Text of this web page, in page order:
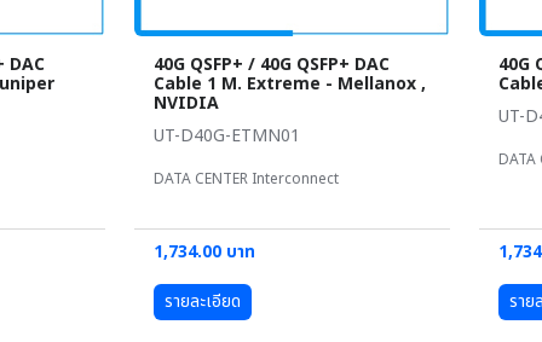
DAC 40G QSFP+ / 40G QSFP+ DAC
Cable 1 M. Extreme - Mellanox ,
NVIDIA
UT-D40G-ETMN01
DATA CENTER Interconnect
1,734.00 บาท
รายละเอียด
40G
UT-
DATA
ราย